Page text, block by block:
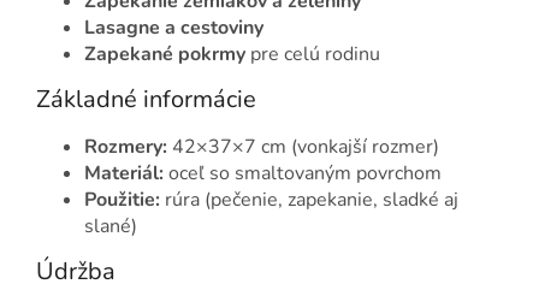
Lasagne a cestoviny
Zapekané pokrmy pre celú rodinu
Základné informácie
Rozmery: 42×37×7 cm (vonkajší rozmer)
Materiál: oceľ so smaltovaným povrchom
Použitie: rúra (pečenie, zapekanie, sladké aj
slané)
Údržba